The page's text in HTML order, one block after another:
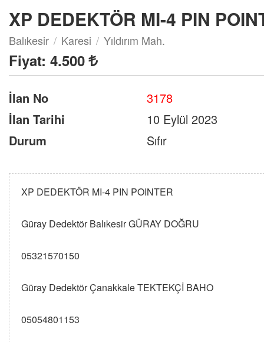
XP DEDEKTÖR MI-4 PIN
Balıkesir Karesi Yıldırım Mah.
Fiyat: 4.500
İlan No
3178
İlan Tarihi
10 Eylül 2023
Durum
Sıfır
XP DEDEKTÖR MI-4 PIN POINTER
Güray Dedektör Balıkesir GÜRAY DOĞRU
05321570150
Güray Dedektör Çanakkale TEKTEKÇİ BAHO
05054801153